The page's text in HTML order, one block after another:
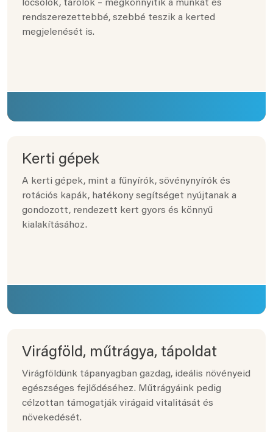
locsolók, tárolók – megkönnyítik a munkát és
rendszerezettebbé, szebbé teszik a kerted
megjelenését is.
Kerti gépek
A kerti gépek, mint a fűnyírók, sövénynyírók és
rotációs kapák, hatékony segítséget nyújtanak a
gondozott, rendezett kert gyors és könnyű
kialakításához.
Virágföld, műtrágya, tápoldat
Virágföldünk tápanyagban gazdag, ideális növényeid
egészséges fejlődéséhez. Műtrágyáink pedig
célzottan támogatják virágaid vitalitását és
növekedését.